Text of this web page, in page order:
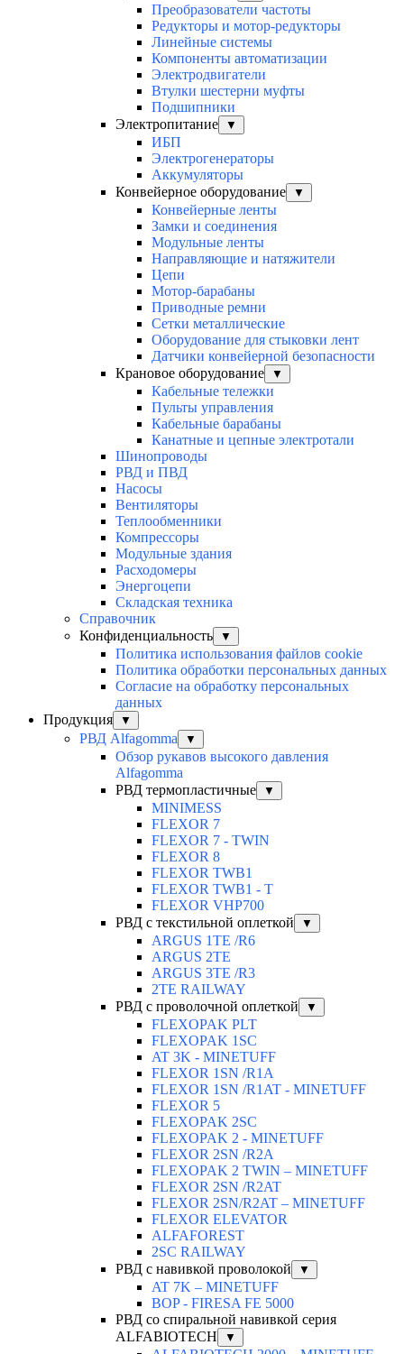
Преобразователи частоты
Редукторы и мотор-редукторы
Линейные системы
Компоненты автоматизации
Электродвигатели
Втулки шестерни муфты
Подшипники
Электропитание
▼
ИБП
Электрогенераторы
Аккумуляторы
Конвейерное оборудование
▼
Конвейерные ленты
Замки и соединения
Модульные ленты
Направляющие и натяжители
Цепи
Мотор-барабаны
Приводные ремни
Сетки металлические
Оборудование для стыковки лент
Датчики конвейерной безопасности
Крановое оборудование
▼
Кабельные тележки
Пульты управления
Кабельные барабаны
Канатные и цепные электротали
Шинопроводы
РВД и ПВД
Насосы
Вентиляторы
Теплообменники
Компрессоры
Модульные здания
Расходомеры
Энергоцепи
Складская техника
Справочник
Конфиденциальность
▼
Политика использования файлов cookie
Политика обработки персональных данных
Согласие на обработку персональных
данных
Продукция
▼
РВД Alfagomma ▼
Обзор рукавов высокого давления
Alfagomma
РВД термопластичные
▼
MINIMESS
FLEXOR 7
FLEXOR 7 - TWIN
FLEXOR 8
FLEXOR TWB1
FLEXOR TWB1 - T
FLEXOR VHP700
РВД с текстильной оплеткой
▼
ARGUS 1TE /R6
ARGUS 2TЕ
ARGUS 3TE /R3
2TE RAILWAY
РВД с проволочной оплеткой
▼
FLEXOPAK PLT
FLEXOPAK 1SС
AT 3K - MINETUFF
FLEXOR 1SN /R1A
FLEXOR 1SN /R1AT - MINETUFF
FLEXOR 5
FLEXOPAK 2SС
FLEXOPAK 2 - MINETUFF
FLEXOR 2SN /R2A
FLEXOPAK 2 TWIN – MINETUFF
FLEXOR 2SN /R2AT
FLEXOR 2SN/R2AT – MINETUFF
FLEXOR ELEVATOR
ALFAFOREST
2SC RAILWAY
РВД с навивкой проволокой
▼
AT 7K – MINETUFF
BOP - FIRESA FE 5000
РВД со спиральной навивкой серия
ALFABIOTECH
▼